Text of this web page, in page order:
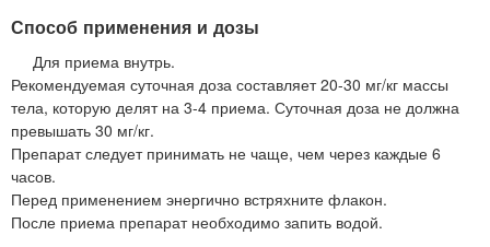
Способ применения и дозы
Для приема внутрь.
Рекомендуемая суточная доза составляет 20-30 мг/кг массы
тела, которую делят на 3-4 приема. Суточная доза не должна
превышать 30 мг/кг.
Препарат следует принимать не чаще, чем через каждые 6
часов.
Перед применением энергично встряхните флакон.
После приема препарат необходимо запить водой.